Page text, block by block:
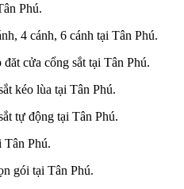
Phú.
4 cánh, 6 cánh tại Tân Phú.
cửa cổng sắt tại Tân Phú.
kéo lùa tại Tân Phú.
tự động tại Tân Phú.
Tân Phú.
gói tại Tân Phú.